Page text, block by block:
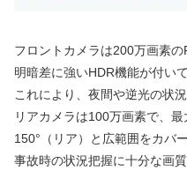
フロントカメラは200万画素
明暗差に強いHDR機能が付いて
これにより、夜間や逆光の状
リアカメラは100万画素で、最
150°（リア）と広範囲をカバー
事故時の状況把握に十分な画